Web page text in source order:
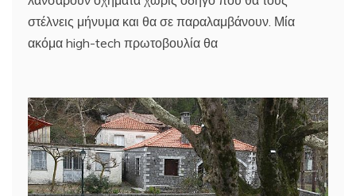
στέλνεις μήνυμα και θα σε παραλαμβάνουν. Μία
ακόμα high-tech πρωτοβουλία θα